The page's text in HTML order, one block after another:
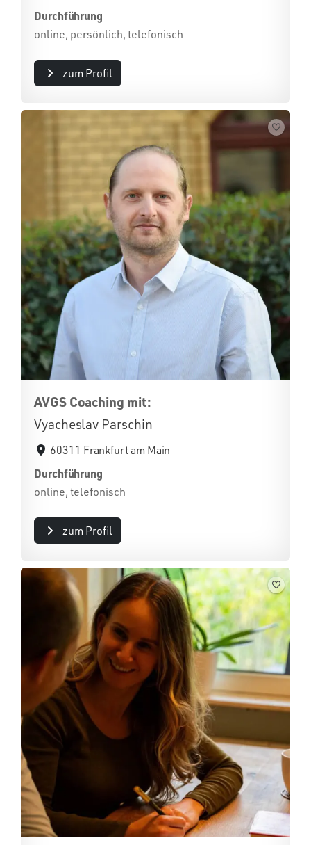
Durchführung
online, persönlich, telefonisch
zum Profil
AVGS Coaching mit:
Vyacheslav Parschin
60311 Frankfurt am Main
Durchführung
online, telefonisch
zum Profil